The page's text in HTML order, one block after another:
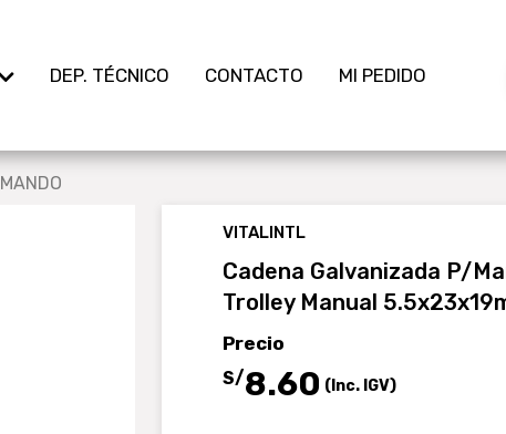
DEP. TÉCNICO CONTACTO MI PEDIDO
MANDO
VITALINTL
Cadena Galvanizada P/
Trolley Manual
Precio
S/8.60 (Inc. IGV)